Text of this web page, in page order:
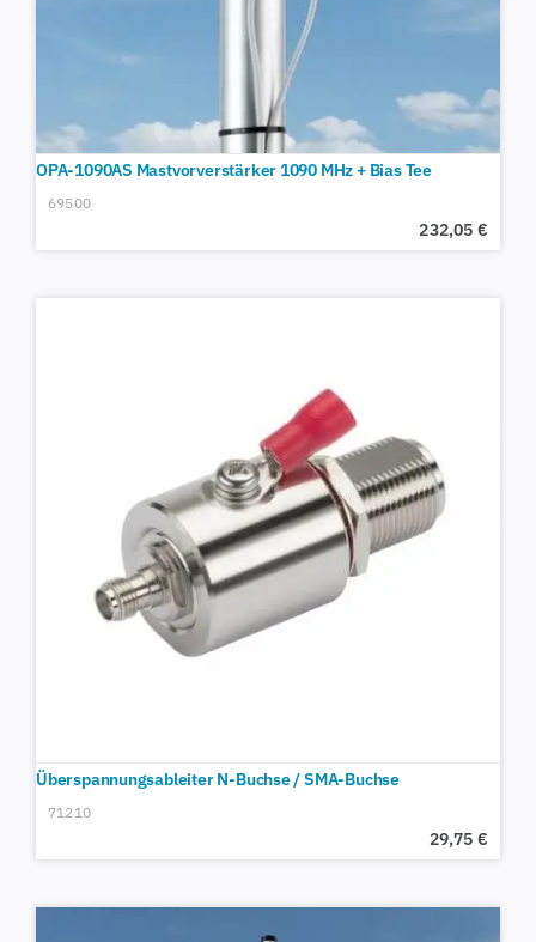
OPA-1090AS Mastvorverstärker 1090 MHz + Bias Tee
69500
232,05 €
Überspannungsableiter N-Buchse / SMA-Buchse
71210
29,75 €